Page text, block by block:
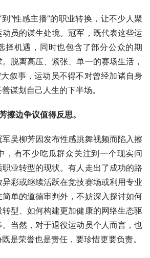
“性感主播”的职业转换，让不少人聚
员的谋生处境。冠军，既代表这些运
择机遇，同时也包含了部分公众的期
脱离高压、紧张、单一的赛场生活，
叙事，运动员不得不对曾经加诸自身
谋划自己人生的下半场。
擦边争议值得反思。
吴柳芳因发布性感跳舞视频而陷入擦
，有不少吃瓜群众关注到一个现实问
业转型的现状。有人走出了成功的路
彩或继续活跃在竞技赛场或利用专业
单的道德审判外，不妨深入探讨如何
型、如何构建更加健康的网络生态驱
当然，对于退役运动员个人而言，也
是荣誉也是责任，要珍惜更要负责。